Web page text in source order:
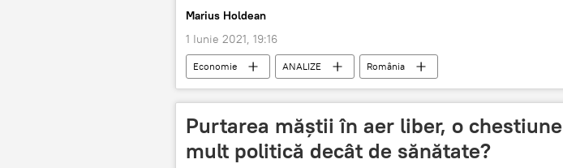
Marius Holdean
1 Iunie 2021, 19:16
Economie ANALIZE România
Purtarea măștii în aer liber, o
mult politică decât de sănătate?